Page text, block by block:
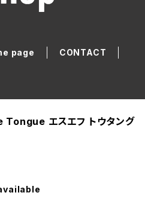
page CONTACT
Tongue エスエフ トウタング